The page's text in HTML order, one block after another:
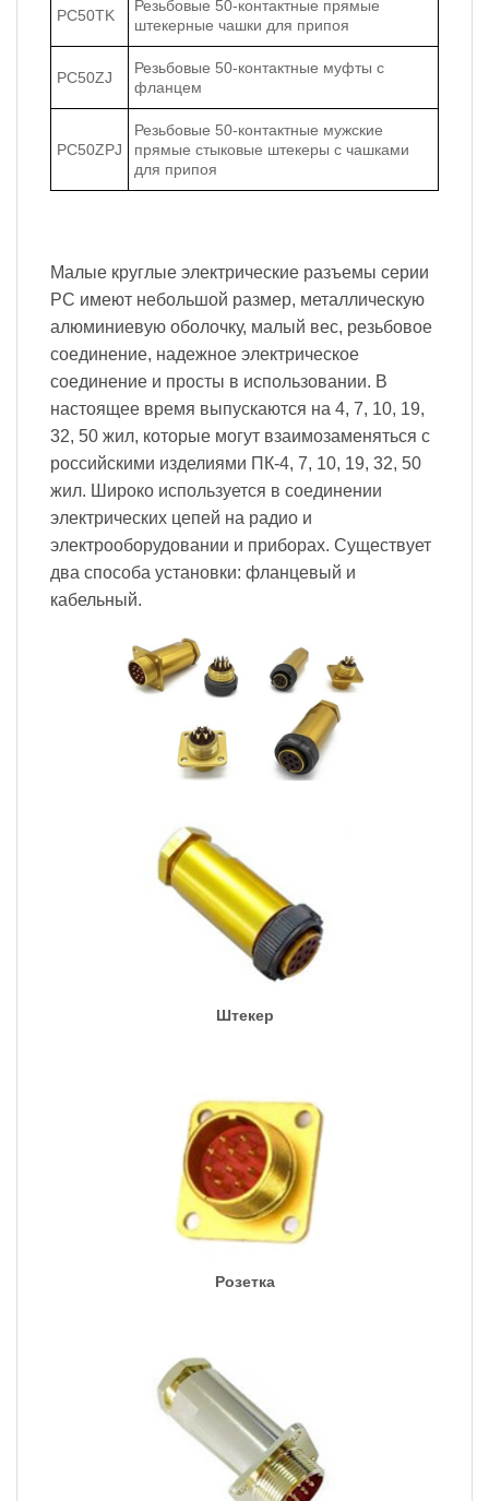
PC50TK
Резьбовые 50-контактные прямые
штекерные чашки для припоя
PC50ZJ
Резьбовые 50-контактные муфты с
фланцем
PC50ZPJ
Резьбовые 50-контактные мужские
прямые стыковые штекеры с чашками
для припоя
Малые круглые электрические разъемы серии
PC имеют небольшой размер, металлическую
алюминиевую оболочку, малый вес, резьбовое
соединение, надежное электрическое
соединение и просты в использовании. В
настоящее время выпускаются на 4, 7, 10, 19,
32, 50 жил, которые могут взаимозаменяться с
российскими изделиями ПК-4, 7, 10, 19, 32, 50
жил. Широко используется в соединении
электрических цепей на радио и
электрооборудовании и приборах. Существует
два способа установки: фланцевый и
кабельный.
Штекер
Розетка